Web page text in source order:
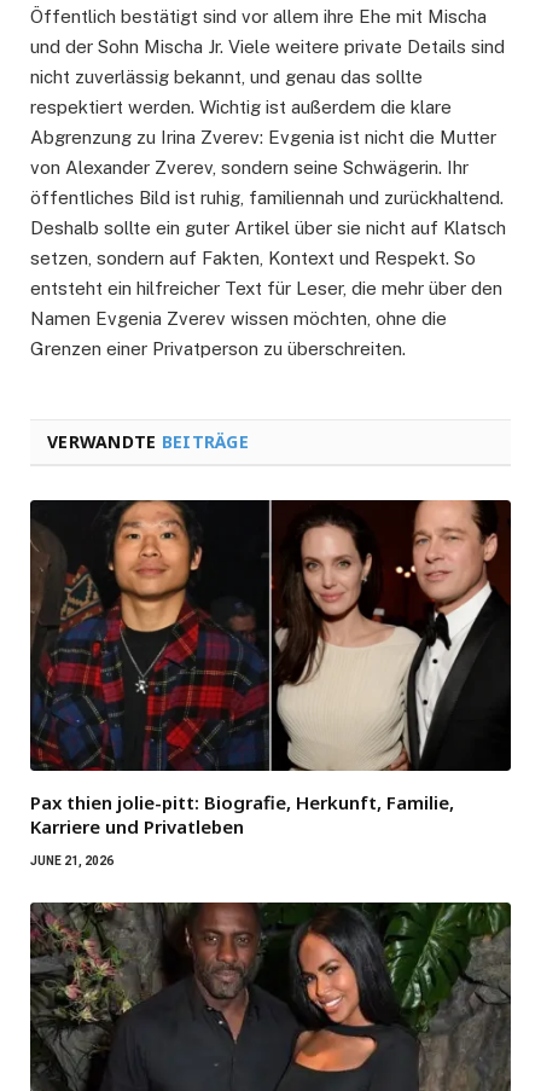
Öffentlich bestätigt sind vor allem ihre Ehe mit Mischa
und der Sohn Mischa Jr. Viele weitere private Details sind
nicht zuverlässig bekannt, und genau das sollte
respektiert werden. Wichtig ist außerdem die klare
Abgrenzung zu Irina Zverev: Evgenia ist nicht die Mutter
von Alexander Zverev, sondern seine Schwägerin. Ihr
öffentliches Bild ist ruhig, familiennah und zurückhaltend.
Deshalb sollte ein guter Artikel über sie nicht auf Klatsch
setzen, sondern auf Fakten, Kontext und Respekt. So
entsteht ein hilfreicher Text für Leser, die mehr über den
Namen Evgenia Zverev wissen möchten, ohne die
Grenzen einer Privatperson zu überschreiten.
VERWANDTE BEITRÄGE
Pax thien jolie-pitt: Biografie, Herkunft, Familie,
Karriere und Privatleben
JUNE 21, 2026